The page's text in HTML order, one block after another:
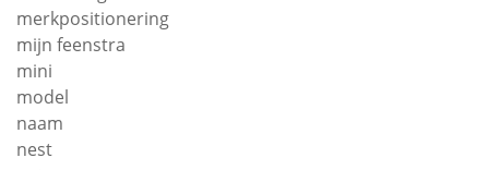
merkpositionering
mijn feenstra
mini
model
naam
nest